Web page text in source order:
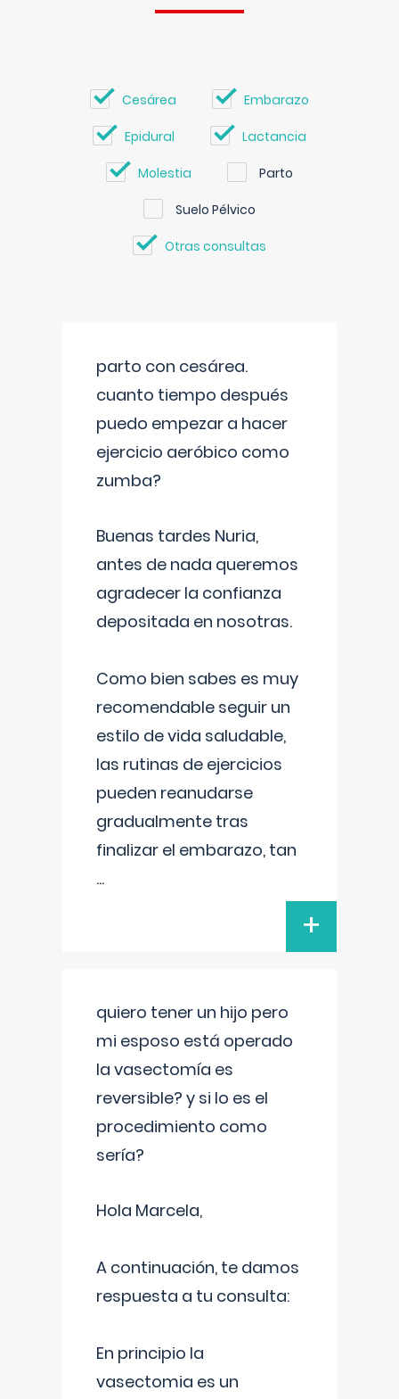
Cesárea Embarazo
Epidural Lactancia
Molestia Parto
Suelo Pélvico
Otras consultas
parto con cesárea.
cuanto tiempo después
puedo empezar a hacer
ejercicio aeróbico como
zumba?
Buenas tardes Nuria,
antes de nada queremos
agradecer la confianza
depositada en nosotras.
Como bien sabes es muy
recomendable seguir un
estilo de vida saludable,
las rutinas de ejercicios
pueden reanudarse
gradualmente tras
finalizar el embarazo, tan
...
+
quiero tener un hijo pero
mi esposo está operado
la vasectomía es
reversible? y si lo es el
procedimiento como
sería?
Hola Marcela,
A continuación, te damos
respuesta a tu consulta:
En principio la
vasectomia es un